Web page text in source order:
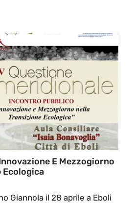
E Mezzogiorno
Ecologica
Giannola il 28 aprile a Eboli